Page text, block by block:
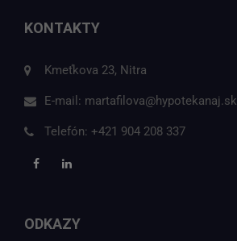
KONTAKTY
Kmeťkova 23, Nitra
E-mail: martafilova@hypotekanaj.sk
Telefón: +421 904 208 337
ODKAZY